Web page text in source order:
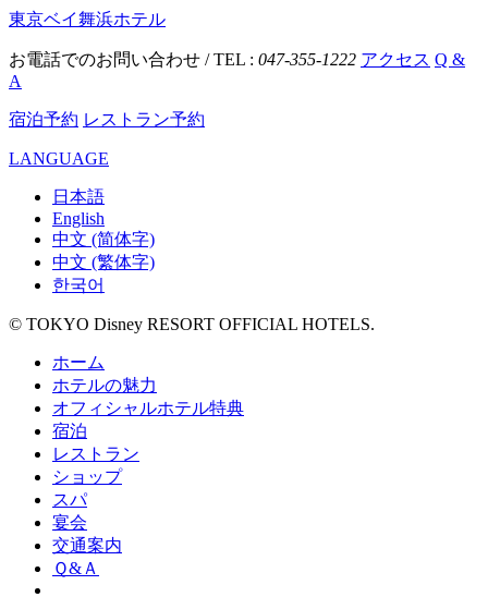
東京ベイ舞浜ホテル
お電話でのお問い合わせ / TEL : 047-355-1222 アクセス Q &
A
宿泊予約 レストラン予約
LANGUAGE
日本語
English
中文 (简体字)
中文 (繁体字)
한국어
© TOKYO Disney RESORT OFFICIAL HOTELS.
ホーム
ホテルの魅力
オフィシャルホテル特典
宿泊
レストラン
ショップ
スパ
宴会
交通案内
Ｑ&Ａ